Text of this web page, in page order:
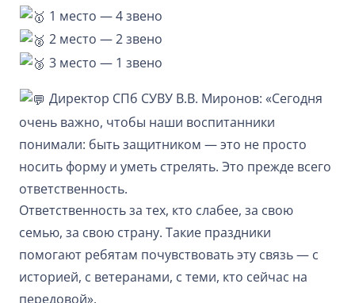
1 место — 4 звено
2 место — 2 звено
3 место — 1 звено
Директор СПб СУВУ В.В. Миронов: «Сегодня
очень важно, чтобы наши воспитанники
понимали: быть защитником — это не просто
носить форму и уметь стрелять. Это прежде всего
ответственность.
Ответственность за тех, кто слабее, за свою
семью, за свою страну. Такие праздники
помогают ребятам почувствовать эту связь — с
историей, с ветеранами, с теми, кто сейчас на